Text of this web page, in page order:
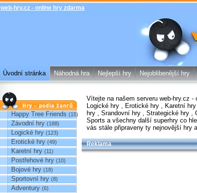
web-hry.cz - online hry zdarma
web-
Úvodní stránka Náhodná hra Nejlepší hry Nejoblibenější hry
Hry podle žánrů
Happy Tree Friends (15)
Závodní hry (188)
Logické hry (123)
Erotické hry (49)
Karetní hry (11)
Postřehové hry (10)
Bojové hry (18)
Sportovní hry (8)
Adventury (6)
Vítejte na našem serveru web-hry.cz -
Logické hry
Erotické hry Karetní hry
hry
Srandovní hry Strategické hry
Sports a všechny další superhry co
vás stále připraveny ty nejnovější hry
Reklama